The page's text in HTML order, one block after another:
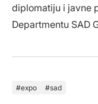
diplomatiju i javne
Departmentu SAD
expo sad